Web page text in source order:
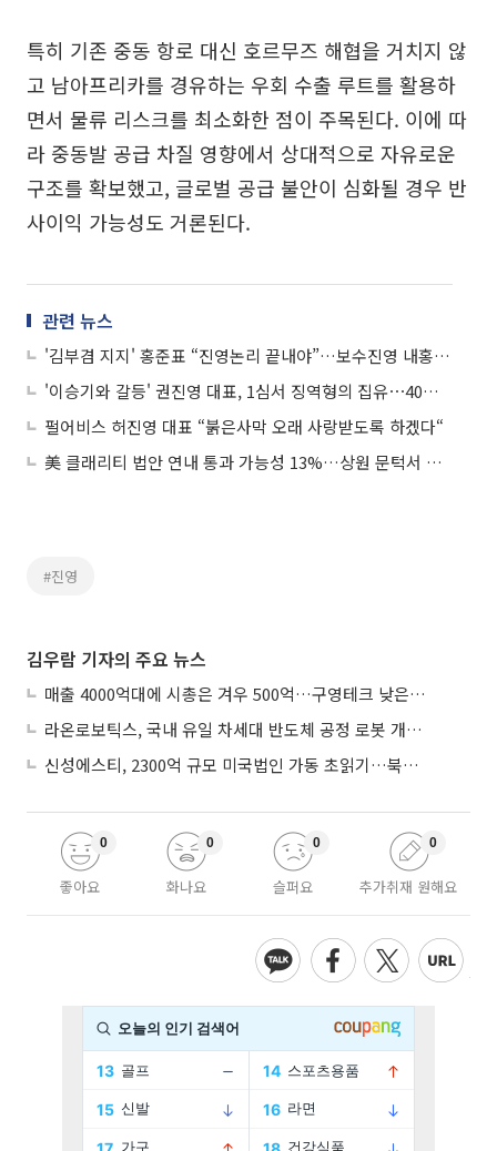
특히 기존 중동 항로 대신 호르무즈 해협을 거치지 않
고 남아프리카를 경유하는 우회 수출 루트를 활용하
면서 물류 리스크를 최소화한 점이 주목된다. 이에 따
라 중동발 공급 차질 영향에서 상대적으로 자유로운
구조를 확보했고, 글로벌 공급 불안이 심화될 경우 반
사이익 가능성도 거론된다.
관련 뉴스
'김부겸 지지' 홍준표 “진영논리 끝내야”…보수진영 내홍 재점화
'이승기와 갈등' 권진영 대표, 1심서 징역형의 집유⋯40억 회삿돈 횡령 혐의
펄어비스 허진영 대표 “붉은사막 오래 사랑받도록 하겠다“
美 클래리티 법안 연내 통과 가능성 13%…상원 문턱서 제동
#진영
김우람 기자의 주요 뉴스
매출 4000억대에 시총은 겨우 500억…구영테크 낮은 몸값에 저가 승계 마무리
라온로보틱스, 국내 유일 차세대 반도체 공정 로봇 개발 ‘고객사 테스트 진행’
신성에스티, 2300억 규모 미국법인 가동 초읽기…북미 ESS 공략 본격화
좋아요
0
화나요
0
슬퍼요
0
추가취재 원해요
0